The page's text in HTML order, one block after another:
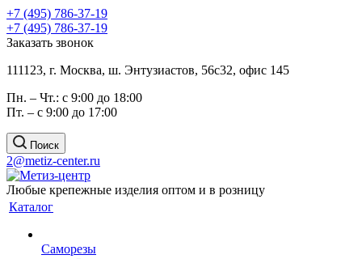
+7 (495) 786-37-19
+7 (495) 786-37-19
Заказать звонок
111123, г. Москва, ш. Энтузиастов, 56с32, офис 145
Пн. – Чт.: с 9:00 до 18:00
Пт. – с 9:00 до 17:00
Поиск
2@metiz-center.ru
Любые крепежные изделия оптом и в розницу
Каталог
Саморезы